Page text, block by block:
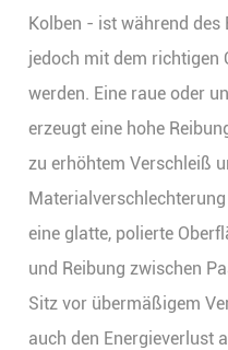
Kolben - ist während des
jedoch mit dem
werden. Eine raue oder
erzeugt eine hohe
zu erhöhtem Verschleiß
eine glatte, polierte
und Reibung zwischen
Sitz vor übermäßigem
auch den Energieverlust